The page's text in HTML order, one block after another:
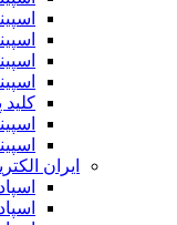
ایران